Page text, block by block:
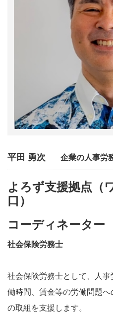
平田 勇次 企業の人事労
よろず支援拠点（
口）
コーディネーター
社会保険労務士
社会保険労務士として、人
働時間、賃金等の労働問題
の取組を支援します。